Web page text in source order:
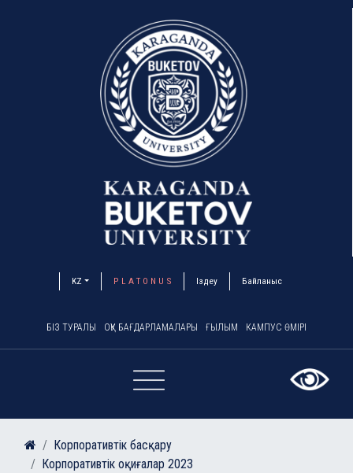
KZ P L A T O N U S Іздеу Байланыс
БІЗ ТУРАЛЫ ОҚУ БАҒДАРЛАМАЛАРЫ ҒЫЛЫМ КАМПУС ӨМІРІ
Корпоративтік басқару
Корпоративтік оқиғалар 2023